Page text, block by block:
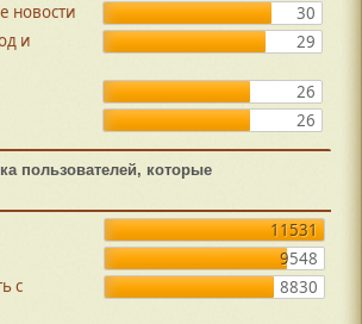
новости
30
и
29
26
26
пользователей, которые
11531
9548
с
8830